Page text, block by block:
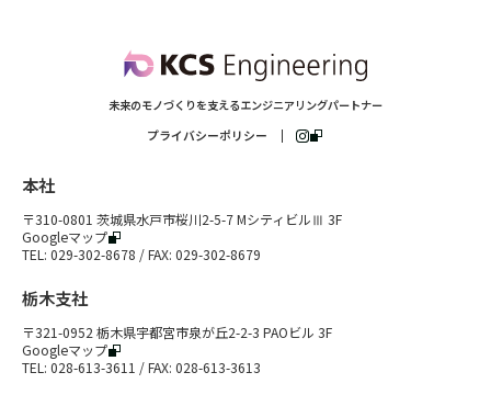
未来のモノづくりを支えるエンジニアリングパートナー
プライバシーポリシー
本社
〒310-0801 茨城県水戸市桜川2-5-7 MシティビルⅢ 3F
Googleマップ
TEL: 029-302-8678 / FAX: 029-302-8679
栃木支社
〒321-0952 栃木県宇都宮市泉が丘2-2-3 PAOビル 3F
Googleマップ
TEL: 028-613-3611 / FAX: 028-613-3613